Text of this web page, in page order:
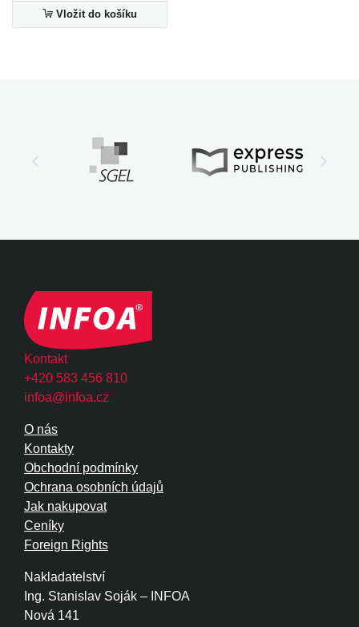
Vložit do košíku
Kontakt
+420 583 456 810
infoa@infoa.cz
Nakladatelství
Ing. Stanislav Soják – INFOA
Nová 141
O nás
Kontakty
Obchodní podmínky
Ochrana osobních údajů
Jak nakupovat
Ceníky
Foreign Rights